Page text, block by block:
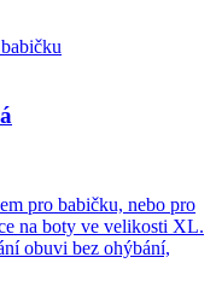
pro babičku, nebo pro
na boty ve velikosti XL.
obuvi bez ohýbání,